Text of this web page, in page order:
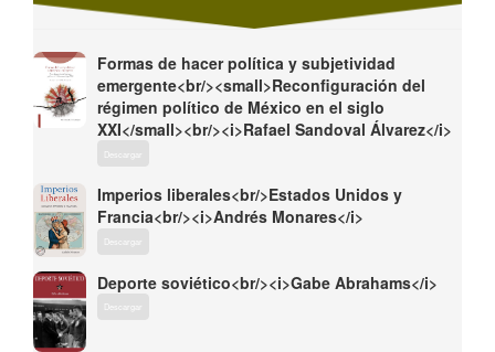
Formas de hacer política y subjetividad
emergente<br/><small>Reconfiguración del
régimen político de México en el siglo
XXI</small><br/><i>Rafael Sandoval Álvarez</i>
Descargar
Imperios liberales<br/>Estados Unidos y
Francia<br/><i>Andrés Monares</i>
Descargar
Deporte soviético<br/><i>Gabe Abrahams</i>
Descargar